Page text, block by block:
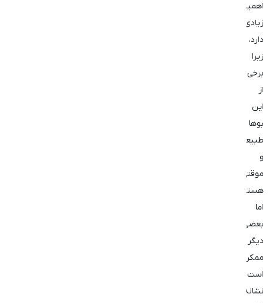
اهمیت
زیادی
دارد،
زیرا
برخی
از
این
بوها
طبیعی
و
موقتی
هستند،
اما
بعضی
دیگر
ممکن
است
نشانه